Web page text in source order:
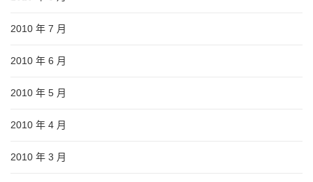
2010 年 7 月
2010 年 6 月
2010 年 5 月
2010 年 4 月
2010 年 3 月